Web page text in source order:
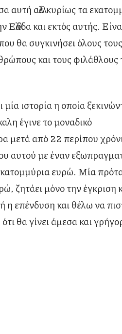
αυτή αλλά κυρίως τα
και εκτός αυτής.
θα συγκινήσει όλους τους
και τους φιλάθλους
ιστορία η οποία
έγινε το μοναδικό
μετά από 22 περίπου
αυτού με έναν
ευρώ. Μία
ζητάει μόνο την έγκριση
η επένδυση και θέλω να
θα γίνει άμεσα και